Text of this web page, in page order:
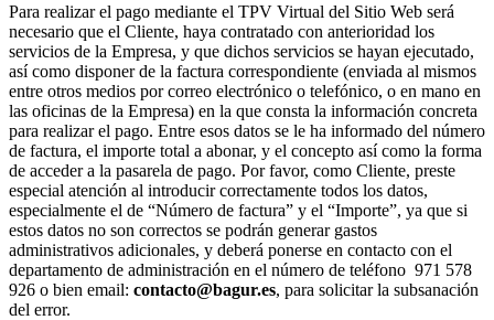
Para realizar el pago mediante el TPV Virtual del Sitio Web será
necesario que el Cliente, haya contratado con anterioridad los
servicios de la Empresa, y que dichos servicios se hayan ejecutado,
así como disponer de la factura correspondiente (enviada al mismos
entre otros medios por correo electrónico o telefónico, o en mano en
las oficinas de la Empresa) en la que consta la información concreta
para realizar el pago. Entre esos datos se le ha informado del número
de factura, el importe total a abonar, y el concepto así como la forma
de acceder a la pasarela de pago. Por favor, como Cliente, preste
especial atención al introducir correctamente todos los datos,
especialmente el de “Número de factura” y el “Importe”, ya que si
estos datos no son correctos se podrán generar gastos
administrativos adicionales, y deberá ponerse en contacto con el
departamento de administración en el número de teléfono 971 578
926 o bien email: contacto@bagur.es, para solicitar la subsanación
del error.